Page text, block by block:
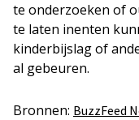
te onderzoeken of
te laten inenten
kinderbijslag of
al gebeuren.
Bronnen: BuzzFeed